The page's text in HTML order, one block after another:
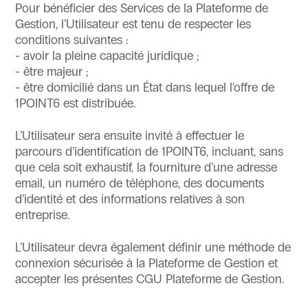
Pour bénéficier des Services de la Plateforme de
Gestion, l’Utilisateur est tenu de respecter les
conditions suivantes :
- avoir la pleine capacité juridique ;
- être majeur ;
- être domicilié dans un État dans lequel l’offre de
1POINT6 est distribuée.
L’Utilisateur sera ensuite invité à effectuer le
parcours d’identification de 1POINT6, incluant, sans
que cela soit exhaustif, la fourniture d’une adresse
email, un numéro de téléphone, des documents
d’identité et des informations relatives à son
entreprise.
L’Utilisateur devra également définir une méthode de
connexion sécurisée à la Plateforme de Gestion et
accepter les présentes CGU Plateforme de Gestion.